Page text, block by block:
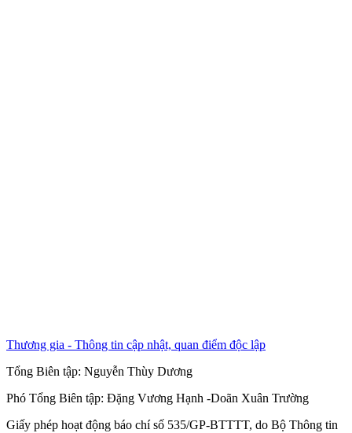
Thương gia - Thông tin cập nhật, quan điểm độc lập
Tổng Biên tập: Nguyễn Thùy Dương
Phó Tổng Biên tập: Đặng Vương Hạnh -Doãn Xuân Trường
Giấy phép hoạt động báo chí số 535/GP-BTTTT, do Bộ Thông tin